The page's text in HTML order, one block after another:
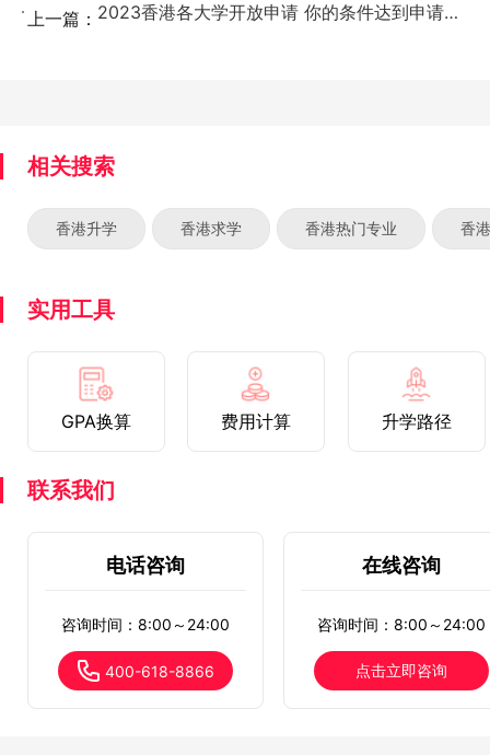
上一篇： 2023香港各大学开放申请 你的条件达到申请港校的基...
相关搜索
香港升学 香港求学 香港热门专业 香
实用工具
GPA换算 费用计算 升学路径
联系我们
电话咨询
咨询时间：8:00～24:00
400-618-8866
在线咨询
咨询时间：8:00～24:00
点击立即咨询